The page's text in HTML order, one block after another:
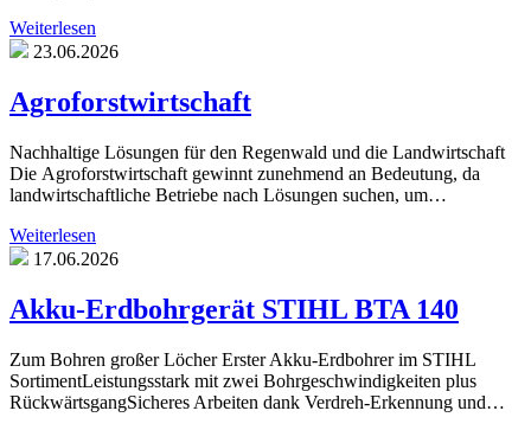
Weiterlesen
23.06.2026
Agroforstwirtschaft
Nachhaltige Lösungen für den Regenwald und die Landwirtschaft
Die Agroforstwirtschaft gewinnt zunehmend an Bedeutung, da
landwirtschaftliche Betriebe nach Lösungen suchen, um…
Weiterlesen
17.06.2026
Akku-Erdbohrgerät STIHL BTA 140
Zum Bohren großer Löcher Erster Akku-Erdbohrer im STIHL
SortimentLeistungsstark mit zwei Bohrgeschwindigkeiten plus
RückwärtsgangSicheres Arbeiten dank Verdreh-Erkennung und…